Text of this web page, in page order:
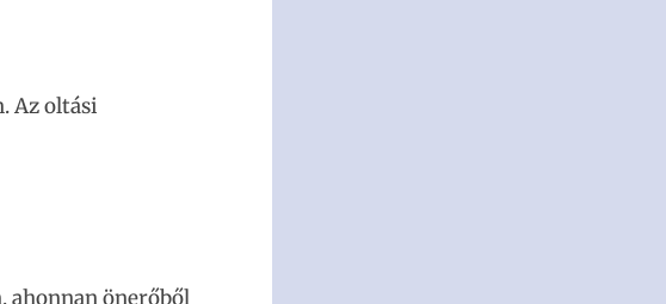
Az oltási
ahonnan önerőből